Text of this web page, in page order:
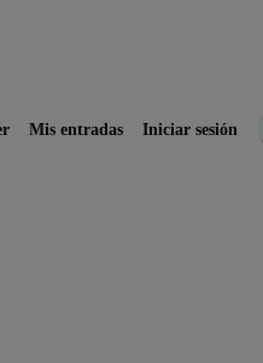
Mis entradas Iniciar sesión